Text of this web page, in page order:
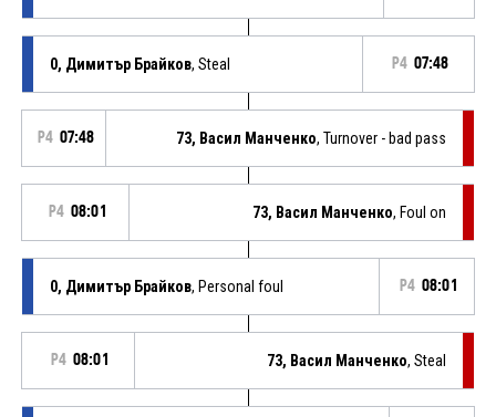
0, Димитър Брайков, Steal P4 07:48
P4 07:48 73, Васил Манченко, Turnover - bad pass
P4 08:01 73, Васил Манченко, Foul on
0, Димитър Брайков, Personal foul P4 08:01
P4 08:01 73, Васил Манченко, Steal